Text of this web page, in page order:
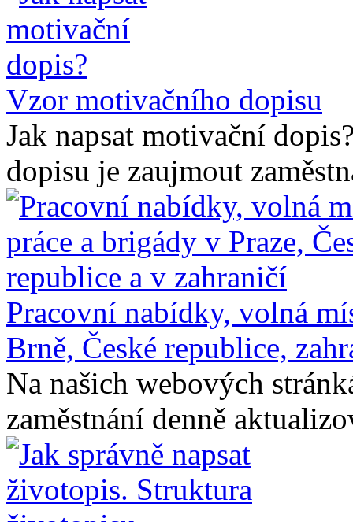
Vzor motivačního dopisu
Jak napsat motivační
dopisu je zaujmout
Pracovní nabídky, volná
Brně, České republice,
Na našich webových
zaměstnání denně